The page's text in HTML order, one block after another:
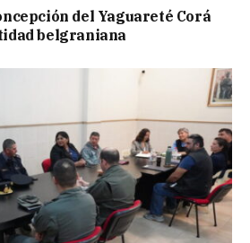
del Yaguareté Corá
belgraniana